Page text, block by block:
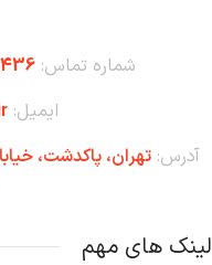
شماره تماس:
ایمیل:
آدرس:تهران،‌ پاکدشت،
لینک های مهم